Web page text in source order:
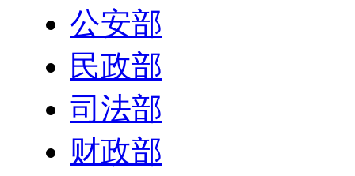
公安部
民政部
司法部
财政部